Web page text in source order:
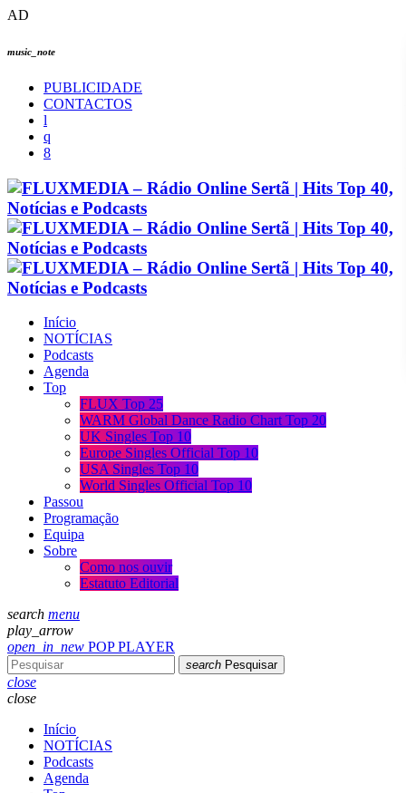
AD
music_note
PUBLICIDADE
CONTACTOS
Início
NOTÍCIAS
Podcasts
Agenda
Top
FLUX Top 25
WARM Global Dance Radio Chart Top 20
UK Singles Top 10
Europe Singles Official Top 10
USA Singles Top 10
World Singles Official Top 10
Passou
Programação
Equipa
Sobre
Como nos ouvir
Estatuto Editorial
search menu
play_arrow
open_in_new POP PLAYER
search Pesquisar
close
close
Início
NOTÍCIAS
Podcasts
Agenda